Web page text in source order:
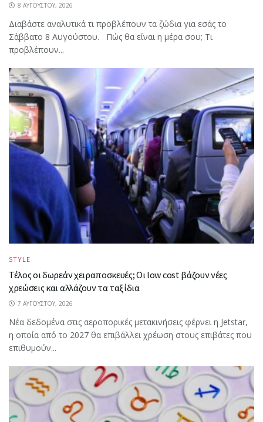
8 ΑΥΓΟΎΣΤΟΥ, 2026
Διαβάστε αναλυτικά τι προβλέπουν τα ζώδια για εσάς το
Σάββατο 8 Αυγούστου. Πώς θα είναι η μέρα σου; Τι
προβλέπουν...
STYLE
Τέλος οι δωρεάν χειραποσκευές; Οι low cost βάζουν νέες
χρεώσεις και αλλάζουν τα ταξίδια
7 ΑΥΓΟΎΣΤΟΥ, 2026
Νέα δεδομένα στις αεροπορικές μετακινήσεις φέρνει η Jetstar,
η οποία από το 2027 θα επιβάλλει χρέωση στους επιβάτες που
επιθυμούν...